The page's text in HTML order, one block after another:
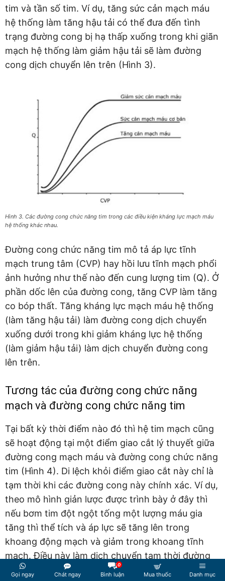
tim và tần số tim. Ví dụ, tăng sức cản mạch máu
hệ thống làm tăng hậu tải có thể đưa đến tình
trạng đường cong bị hạ thấp xuống trong khi giãn
mạch hệ thống làm giảm hậu tải sẽ làm đường
cong dịch chuyển lên trên (Hình 3).
Hình 3. Các đường cong chức năng tim trong các điều kiện kháng lực mạch máu
hệ thống khác nhau.
Đường cong chức năng tim mô tả áp lực tĩnh
mạch trung tâm (CVP) hay hồi lưu tĩnh mạch phổi
ảnh hưởng như thế nào đến cung lượng tim (Q). Ở
phần dốc lên của đường cong, tăng CVP làm tăng
co bóp thất. Tăng kháng lực mạch máu hệ thống
(làm tăng hậu tải) làm đường cong dịch chuyển
xuống dưới trong khi giảm kháng lực hệ thống
(làm giảm hậu tải) làm dịch chuyển đường cong
lên trên.
Tương tác của đường cong chức năng
mạch và đường cong chức năng tim
Tại bất kỳ thời điểm nào đó thì hệ tim mạch cũng
sẽ hoạt động tại một điểm giao cắt lý thuyết giữa
đường cong mạch máu và đường cong chức năng
tim (Hình 4). Di lệch khỏi điểm giao cắt này chỉ là
tạm thời khi các đường cong này chính xác. Ví dụ,
theo mô hình giản lược được trình bày ở đây thì
nếu bơm tim đột ngột tống một lượng máu gia
tăng thì thể tích và áp lực sẽ tăng lên trong
khoang động mạch và giảm trong khoang tĩnh
mạch. Điều này làm dịch chuyển tạm thời đường
cong mạch máu sang trái. Theo đường cong chức
Gọi ngay Chát ngay
0
Bình luận Mua thuốc Danh mục